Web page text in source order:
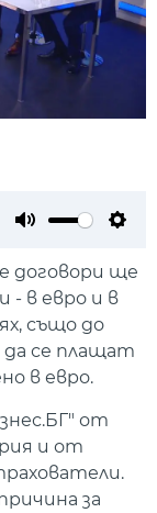
договори ще
- в евро и в
също до
да се плащат
в евро.
от
и от
за